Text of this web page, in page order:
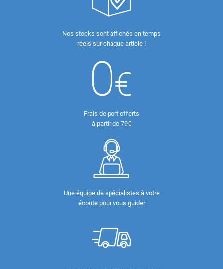
Nos stocks sont affichés en temps
réels sur chaque article !
Frais de port offerts
à partir de 79€
Une équipe de spécialistes à votre
écoute pour vous guider